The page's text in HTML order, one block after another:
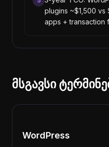
plugins ~$1,500 vs
apps + transaction
მსგავსი
WordPress